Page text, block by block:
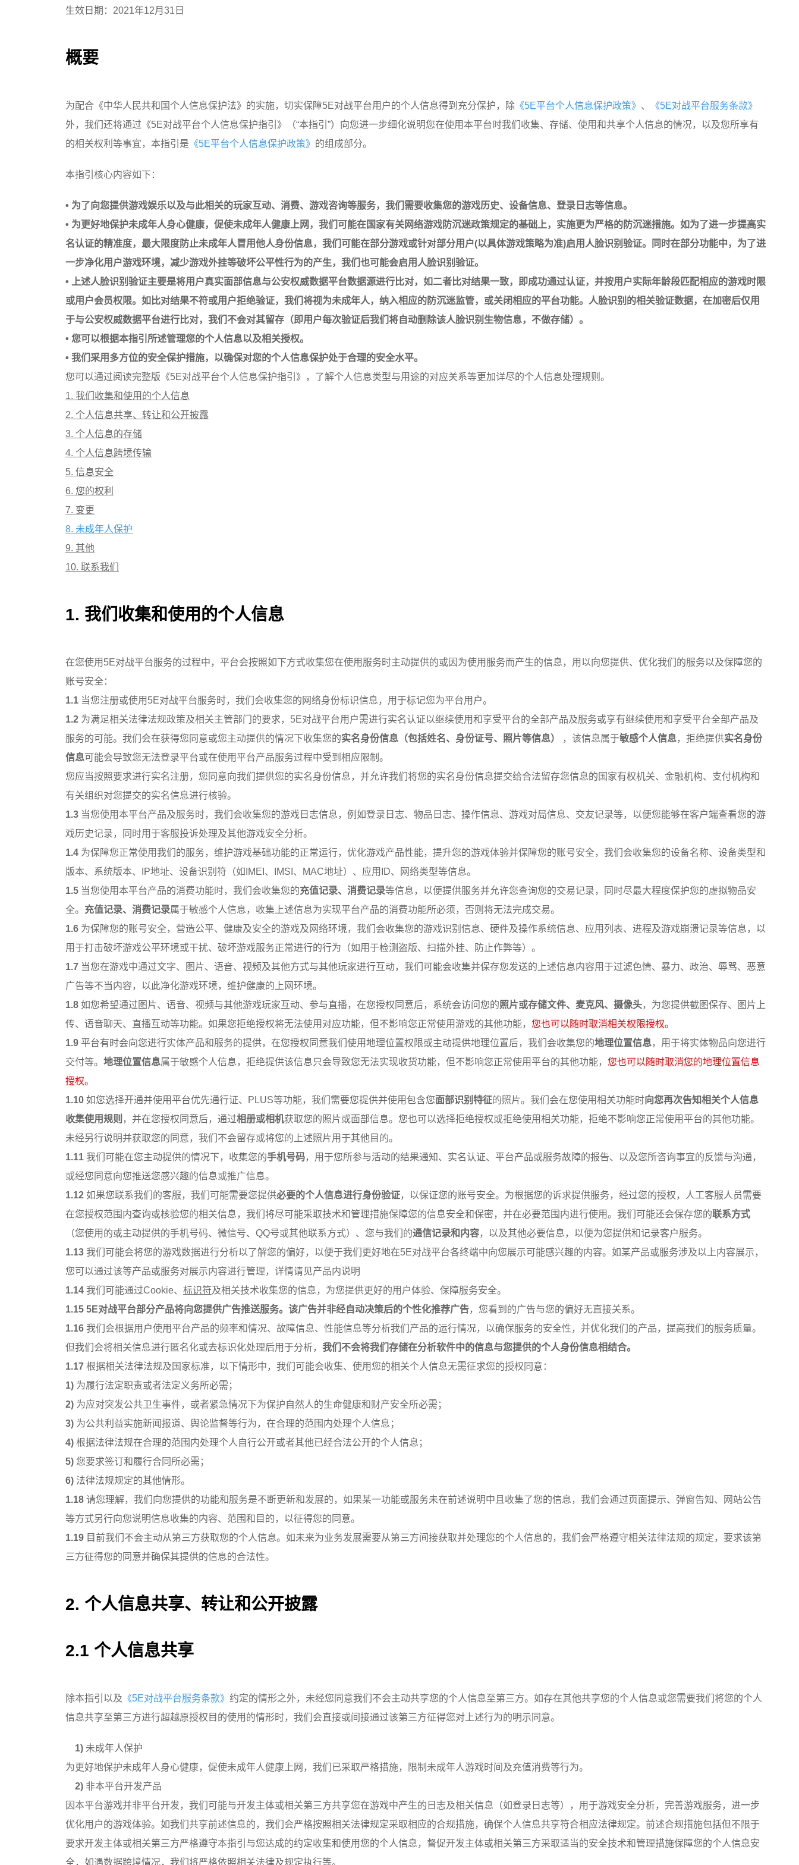
生效日期：2021年12月31日
概要
为配合《中华人民共和国个人信息保护法》的实施，切实保障5E对战平台用户的个人信息得到充分保护，除 《5E平台个人信息保护政策》 、
《5E对战平台服务条款》
外，我们还将通过《5E对战平台个人信息保护指引》（“本指引”）向您进一步细化说明您在使用本平台时我们收集、存储、使用和共享个人信息的情况，以及您所享有
的相关权利等事宜，本指引是 《5E平台个人信息保护政策》 的组成部分。
本指引核心内容如下：
• 为了向您提供游戏娱乐以及与此相关的玩家互动、消费、游戏咨询等服务，我们需要收集您的游戏历史、设备信息、登录日志等信息。
• 为更好地保护未成年人身心健康，促使未成年人健康上网，我们可能在国家有关网络游戏防沉迷政策规定的基础上，实施更为严格的防沉迷措施。如为了进一步提高实
名认证的精准度，最大限度防止未成年人冒用他人身份信息，我们可能在部分游戏或针对部分用户(以具体游戏策略为准)启用人脸识别验证。同时在部分功能中，为了进
一步净化用户游戏环境，减少游戏外挂等破坏公平性行为的产生，我们也可能会启用人脸识别验证。
• 上述人脸识别验证主要是将用户真实面部信息与公安权威数据平台数据源进行比对，如二者比对结果一致，即成功通过认证，并按用户实际年龄段匹配相应的游戏时限
或用户会员权限。如比对结果不符或用户拒绝验证，我们将视为未成年人，纳入相应的防沉迷监管，或关闭相应的平台功能。人脸识别的相关验证数据，在加密后仅用
于与公安权威数据平台进行比对，我们不会对其留存（即用户每次验证后我们将自动删除该人脸识别生物信息，不做存储）。
• 您可以根据本指引所述管理您的个人信息以及相关授权。
• 我们采用多方位的安全保护措施，以确保对您的个人信息保护处于合理的安全水平。
您可以通过阅读完整版《5E对战平台个人信息保护指引》，了解个人信息类型与用途的对应关系等更加详尽的个人信息处理规则。
1. 我们收集和使用的个人信息
2. 个人信息共享、转让和公开披露
3. 个人信息的存储
4. 个人信息跨境传输
5. 信息安全
6. 您的权利
7. 变更
8. 未成年人保护
9. 其他
10. 联系我们
1. 我们收集和使用的个人信息
在您使用5E对战平台服务的过程中，平台会按照如下方式收集您在使用服务时主动提供的或因为使用服务而产生的信息，用以向您提供、优化我们的服务以及保障您的
账号安全：
1.1 当您注册或使用5E对战平台服务时，我们会收集您的网络身份标识信息，用于标记您为平台用户。
1.2 为满足相关法律法规政策及相关主管部门的要求，5E对战平台用户需进行实名认证以继续使用和享受平台的全部产品及服务或享有继续使用和享受平台全部产品及
服务的可能。我们会在获得您同意或您主动提供的情况下收集您的实名身份信息（包括姓名、身份证号、照片等信息） ，该信息属于敏感个人信息，拒绝提供实名身份
信息可能会导致您无法登录平台或在使用平台产品服务过程中受到相应限制。
您应当按照要求进行实名注册，您同意向我们提供您的实名身份信息，并允许我们将您的实名身份信息提交给合法留存您信息的国家有权机关、金融机构、支付机构和
有关组织对您提交的实名信息进行核验。
1.3 当您使用本平台产品及服务时，我们会收集您的游戏日志信息，例如登录日志、物品日志、操作信息、游戏对局信息、交友记录等，以便您能够在客户端查看您的游
戏历史记录，同时用于客服投诉处理及其他游戏安全分析。
1.4 为保障您正常使用我们的服务，维护游戏基础功能的正常运行，优化游戏产品性能，提升您的游戏体验并保障您的账号安全，我们会收集您的设备名称、设备类型和
版本、系统版本、IP地址、设备识别符（如IMEI、IMSI、MAC地址）、应用ID、网络类型等信息。
1.5 当您使用本平台产品的消费功能时，我们会收集您的充值记录、消费记录等信息，以便提供服务并允许您查询您的交易记录，同时尽最大程度保护您的虚拟物品安
全。 充值记录、消费记录属于敏感个人信息，收集上述信息为实现平台产品的消费功能所必须，否则将无法完成交易。
1.6 为保障您的账号安全，营造公平、健康及安全的游戏及网络环境，我们会收集您的游戏识别信息、硬件及操作系统信息、应用列表、进程及游戏崩溃记录等信息，以
用于打击破坏游戏公平环境或干扰、破坏游戏服务正常进行的行为（如用于检测盗版、扫描外挂、防止作弊等）。
1.7 当您在游戏中通过文字、图片、语音、视频及其他方式与其他玩家进行互动，我们可能会收集并保存您发送的上述信息内容用于过滤色情、暴力、政治、辱骂、恶意
广告等不当内容，以此净化游戏环境，维护健康的上网环境。
1.8 如您希望通过图片、语音、视频与其他游戏玩家互动、参与直播，在您授权同意后，系统会访问您的照片或存储文件、麦克风、摄像头，为您提供截图保存、图片上
传、语音聊天、直播互动等功能。如果您拒绝授权将无法使用对应功能，但不影响您正常使用游戏的其他功能， 您也可以随时取消相关权限授权。
1.9 平台有时会向您进行实体产品和服务的提供，在您授权同意我们使用地理位置权限或主动提供地理位置后，我们会收集您的地理位置信息，用于将实体物品向您进行
交付等。 地理位置信息属于敏感个人信息，拒绝提供该信息只会导致您无法实现收货功能，但不影响您正常使用平台的其他功能， 您也可以随时取消您的地理位置信息
授权。
1.10 如您选择开通并使用平台优先通行证、PLUS等功能，我们需要您提供并使用包含您面部识别特征的照片。我们会在您使用相关功能时向您再次告知相关个人信息
收集使用规则 ，并在您授权同意后，通过相册或相机获取您的照片或面部信息。您也可以选择拒绝授权或拒绝使用相关功能，拒绝不影响您正常使用平台的其他功能。
未经另行说明并获取您的同意，我们不会留存或将您的上述照片用于其他目的。
1.11 我们可能在您主动提供的情况下，收集您的手机号码，用于您所参与活动的结果通知、实名认证、平台产品或服务故障的报告、以及您所咨询事宜的反馈与沟通，
或经您同意向您推送您感兴趣的信息或推广信息。
1.12 如果您联系我们的客服，我们可能需要您提供必要的个人信息进行身份验证，以保证您的账号安全。为根据您的诉求提供服务，经过您的授权，人工客服人员需要
在您授权范围内查询或核验您的相关信息，我们将尽可能采取技术和管理措施保障您的信息安全和保密，并在必要范围内进行使用。我们可能还会保存您的联系方式
（您使用的或主动提供的手机号码、微信号、QQ号或其他联系方式）、您与我们的通信记录和内容，以及其他必要信息，以便为您提供和记录客户服务。
1.13 我们可能会将您的游戏数据进行分析以了解您的偏好，以便于我们更好地在5E对战平台各终端中向您展示可能感兴趣的内容。如某产品或服务涉及以上内容展示，
您可以通过该等产品或服务对展示内容进行管理，详情请见产品内说明
1.14 我们可能通过Cookie、 标识符及相关技术收集您的信息，为您提供更好的用户体验、保障服务安全。
1.15 5E对战平台部分产品将向您提供广告推送服务。该广告并非经自动决策后的个性化推荐广告，您看到的广告与您的偏好无直接关系。
1.16 我们会根据用户使用平台产品的频率和情况、故障信息、性能信息等分析我们产品的运行情况，以确保服务的安全性，并优化我们的产品，提高我们的服务质量。
但我们会将相关信息进行匿名化或去标识化处理后用于分析， 我们不会将我们存储在分析软件中的信息与您提供的个人身份信息相结合。
1.17 根据相关法律法规及国家标准，以下情形中，我们可能会收集、使用您的相关个人信息无需征求您的授权同意：
1) 为履行法定职责或者法定义务所必需；
2) 为应对突发公共卫生事件，或者紧急情况下为保护自然人的生命健康和财产安全所必需；
3) 为公共利益实施新闻报道、舆论监督等行为，在合理的范围内处理个人信息；
4) 根据法律法规在合理的范围内处理个人自行公开或者其他已经合法公开的个人信息；
5) 您要求签订和履行合同所必需；
6) 法律法规规定的其他情形。
1.18 请您理解，我们向您提供的功能和服务是不断更新和发展的，如果某一功能或服务未在前述说明中且收集了您的信息，我们会通过页面提示、弹窗告知、网站公告
等方式另行向您说明信息收集的内容、范围和目的，以征得您的同意。
1.19 目前我们不会主动从第三方获取您的个人信息。如未来为业务发展需要从第三方间接获取并处理您的个人信息的，我们会严格遵守相关法律法规的规定，要求该第
三方征得您的同意并确保其提供的信息的合法性。
2. 个人信息共享、转让和公开披露
2.1 个人信息共享
除本指引以及 《5E对战平台服务条款》 约定的情形之外，未经您同意我们不会主动共享您的个人信息至第三方。如存在其他共享您的个人信息或您需要我们将您的个人
信息共享至第三方进行超越原授权目的使用的情形时，我们会直接或间接通过该第三方征得您对上述行为的明示同意。
1) 未成年人保护
为更好地保护未成年人身心健康，促使未成年人健康上网，我们已采取严格措施，限制未成年人游戏时间及充值消费等行为。
2) 非本平台开发产品
因本平台游戏并非平台开发，我们可能与开发主体或相关第三方共享您在游戏中产生的日志及相关信息（如登录日志等），用于游戏安全分析，完善游戏服务，进一步
优化用户的游戏体验。如我们共享前述信息的，我们会严格按照相关法律规定采取相应的合规措施，确保个人信息共享符合相应法律规定。前述合规措施包括但不限于
要求开发主体或相关第三方严格遵守本指引与您达成的约定收集和使用您的个人信息，督促开发主体或相关第三方采取适当的安全技术和管理措施保障您的个人信息安
全，如遇数据跨境情况，我们将严格依照相关法律及规定执行等。